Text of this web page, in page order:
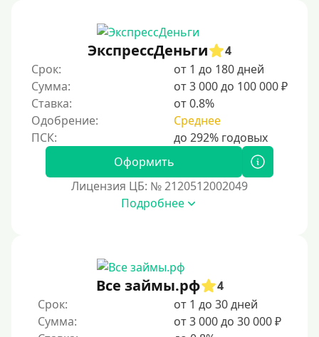
Первый кредит без переплат
Без процентов на 30 дней
Под 0 %
Условия
С опцией досрочного погашения долга
Без страховок и комиссий
Со страховкой
Без электронной почты
С автоматическим одобрением
ЭкспрессДеньги
4
Срок:
от 1 до 180 дней
Сумма:
от 3 000 до 100 000 ₽
Ставка:
от 0.8%
Одобрение:
Среднее
Оформить
Лицензия ЦБ: № 2120512002049
Подробнее
Все займы.рф
4
Срок:
от 1 до 30 дней
Сумма:
от 3 000 до 30 000 ₽